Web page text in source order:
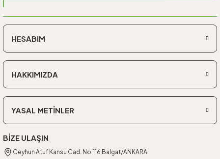
HESABIM
HAKKIMIZDA
YASAL METİNLER
BİZE ULAŞIN
Ceyhun Atuf Kansu Cad. No:116 Balgat/ANKARA